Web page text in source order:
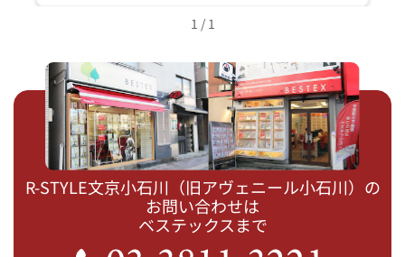
1 / 1
R-STYLE文京小石川（旧アヴェニール小石川）の
お問い合わせは
ベステックスまで